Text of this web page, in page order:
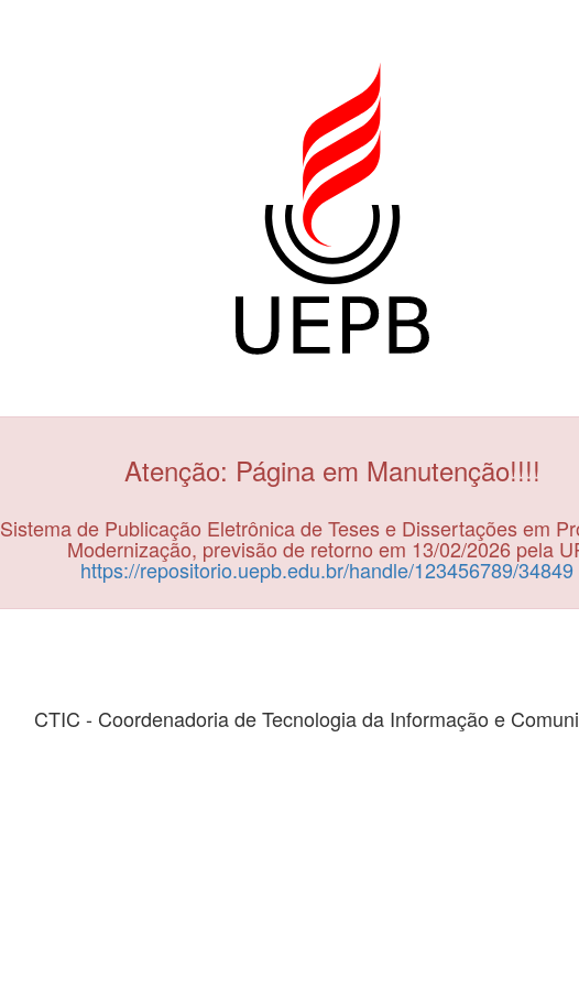
Atenção: Página em Manutenção!!!!
Sistema de Publicação Eletrônica de Teses e Dissertações em
Modernização, previsão de retorno em 13/02/2026 pela
https://repositorio.uepb.edu.br/handle/123456789/34849
CTIC - Coordenadoria de Tecnologia da Informação e